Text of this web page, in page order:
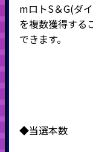
mロトS＆G(ダ
を複数獲得する
できます。
◆当選本数